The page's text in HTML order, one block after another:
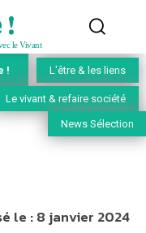
!
le Vivant
! L'être & les liens
Le vivant & refaire société
News Sélection
le :8 janvier 2024